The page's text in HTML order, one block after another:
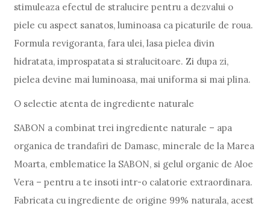
stimuleaza efectul de stralucire pentru a dezvalui o
piele cu aspect sanatos, luminoasa ca picaturile de roua.
Formula revigoranta, fara ulei, lasa pielea divin
hidratata, improspatata si stralucitoare. Zi dupa zi,
pielea devine mai luminoasa, mai uniforma si mai plina.
O selectie atenta de ingrediente naturale
SABON a combinat trei ingrediente naturale – apa
organica de trandafiri de Damasc, minerale de la Marea
Moarta, emblematice la SABON, si gelul organic de Aloe
Vera – pentru a te insoti intr-o calatorie extraordinara.
Fabricata cu ingrediente de origine 99% naturala, acest